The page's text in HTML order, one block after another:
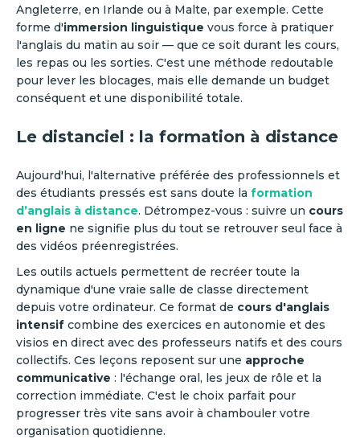
Angleterre, en Irlande ou à Malte, par exemple. Cette
forme d'immersion linguistique vous force à pratiquer
l'anglais du matin au soir — que ce soit durant les cours,
les repas ou les sorties. C'est une méthode redoutable
pour lever les blocages, mais elle demande un budget
conséquent et une disponibilité totale.
Le distanciel : la formation à distance
Aujourd'hui, l'alternative préférée des professionnels et
des étudiants pressés est sans doute la formation
d’anglais à distance. Détrompez-vous : suivre un cours
en ligne ne signifie plus du tout se retrouver seul face à
des vidéos préenregistrées.
Les outils actuels permettent de recréer toute la
dynamique d'une vraie salle de classe directement
depuis votre ordinateur. Ce format de cours d'anglais
intensif combine des exercices en autonomie et des
visios en direct avec des professeurs natifs et des cours
collectifs. Ces leçons reposent sur une approche
communicative : l'échange oral, les jeux de rôle et la
correction immédiate. C'est le choix parfait pour
progresser très vite sans avoir à chambouler votre
organisation quotidienne.